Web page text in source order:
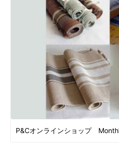
P&Cオンラインショップ